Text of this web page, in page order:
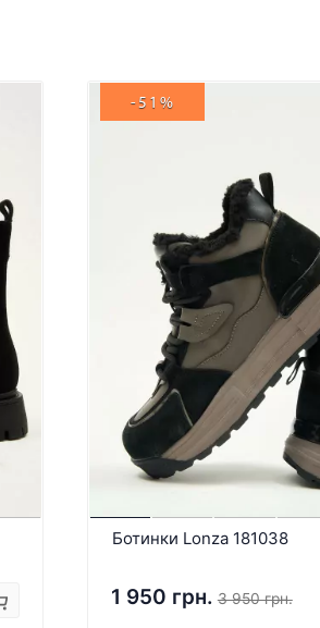
-51%
Ботинки Lonza 181038
1 950 грн. 3 950 грн.